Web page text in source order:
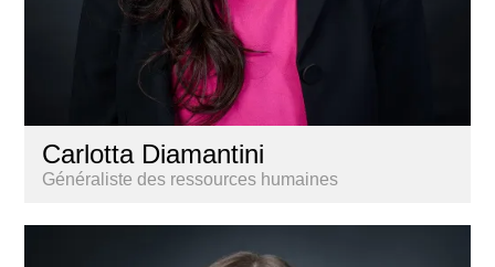
Carlotta Diamantini
Généraliste des ressources humaines